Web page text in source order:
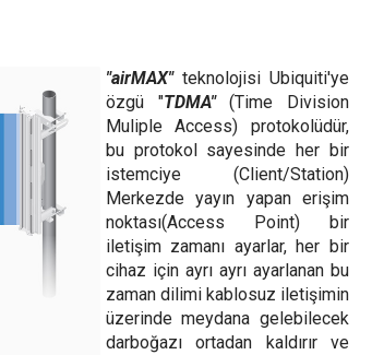
"airMAX"teknolojisi Ubiquiti'ye
özgü "TDMA"(Time Division
Muliple Access) protokolüdür,
bu protokol sayesinde her bir
istemciye (Client/Station)
Merkezde yayın yapan erişim
noktası(Access Point) bir
iletişim zamanı ayarlar, her bir
cihaz için ayrı ayrı ayarlanan bu
zaman dilimi kablosuz iletişimin
üzerinde meydana gelebilecek
darboğazı ortadan kaldırır ve